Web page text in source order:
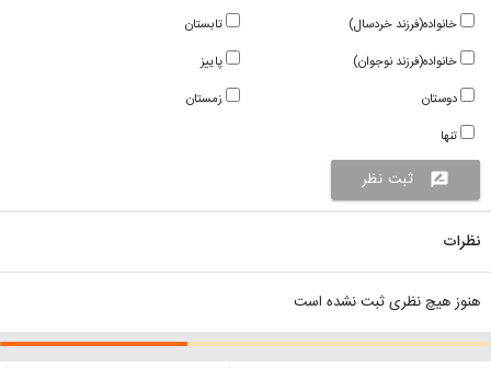
تابستان
پاییز
زمستان
خانواده(فرزند خردسال)
خانواده(فرزند نوجوان)
دوستان
تنها
rate_review ثبت نظر
نظرات
هنوز هیچ نظری ثبت نشده است